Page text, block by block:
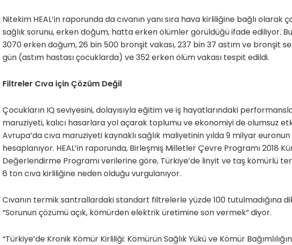
Nitekim HEAL’in raporunda da cıvanın yanı sıra hava kirliliğine bağlı olarak
sağlık sorunu, erken doğum, hatta erken ölümler görüldüğü ifade ediliyor.
3070 erken doğum, 26 bin 500 bronşit vakası, 237 bin 37 astım ve bronşit
gün (astım hastası çocuklarda) ve 352 erken ölüm vakası tespit edildi.
Filtreler Cıva için Çözüm Değil
Çocukların IQ seviyesini, dolayısıyla eğitim ve iş hayatlarındaki
maruziyeti, kalıcı hasarlara yol açarak toplumu ve ekonomiyi de olumsuz
Avrupa’da cıva maruziyeti kaynaklı sağlık maliyetinin yılda 9 milyar
hesaplanıyor. HEAL’in raporunda, Birleşmiş Milletler Çevre Programı 2018
Değerlendirme Programı verilerine göre, Türkiye’de linyit ve taş kömürlü
6 ton cıva kirliliğine neden olduğu vurgulanıyor.
Cıvanın termik santrallardaki standart filtrelerle yüzde 100 tutulmadığına
“Sorunun çözümü açık, kömürden elektrik üretimine son vermek” diyor.
“Türkiye’de Kronik Kömür Kirliliği: Kömürün Sağlık Yükü ve Kömür